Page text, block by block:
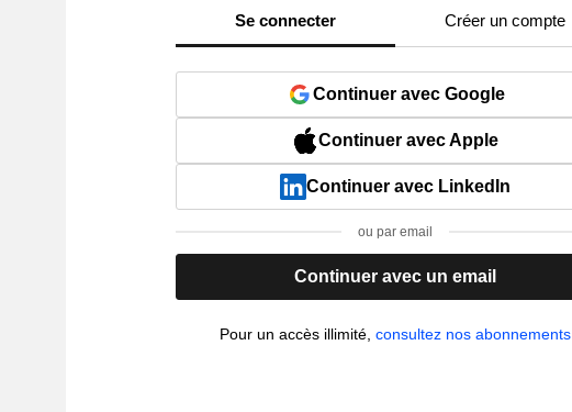
Se connecter Créer un compte
Continuer avec Google
Continuer avec Apple
Continuer avec LinkedIn
ou par email
Continuer avec un email
Pour un accès illimité,consultez nos abonnements